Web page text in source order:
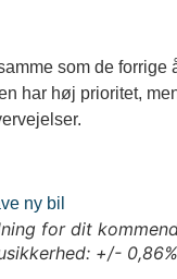
som de
har høj prioritet,
for dit
+/-